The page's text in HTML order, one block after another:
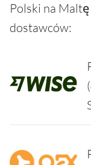
Polski na
dostawców: